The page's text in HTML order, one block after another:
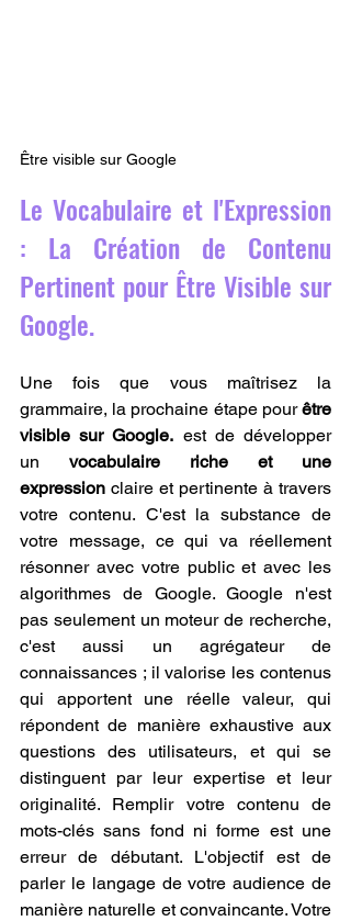
Être visible sur Google
Le Vocabulaire et l'Expression
: La Création de Contenu
Pertinent pour Être Visible sur
Google.
Une fois que vous maîtrisez la
grammaire, la prochaine étape pour être
visible sur Google. est de développer
un vocabulaire riche et une
expression claire et pertinente à travers
votre contenu. C'est la substance de
votre message, ce qui va réellement
résonner avec votre public et avec les
algorithmes de Google. Google n'est
pas seulement un moteur de recherche,
c'est aussi un agrégateur de
connaissances ; il valorise les contenus
qui apportent une réelle valeur, qui
répondent de manière exhaustive aux
questions des utilisateurs, et qui se
distinguent par leur expertise et leur
originalité. Remplir votre contenu de
mots-clés sans fond ni forme est une
erreur de débutant. L'objectif est de
parler le langage de votre audience de
manière naturelle et convaincante. Votre